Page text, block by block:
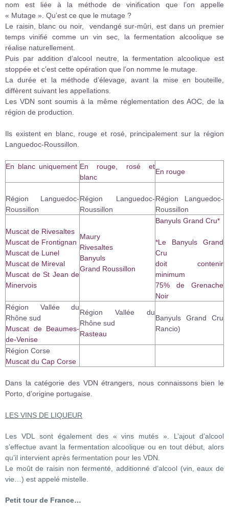
nom est liée à la méthode de vinification que l’on appelle
« Mutage ». Qu’est ce que le mutage ?
Le raisin, blanc ou noir, vendangé sur-mûri, est dans un premier
temps vinifié comme un vin sec, la fermentation alcoolique se
réalise naturellement.
Puis par addition d’alcool neutre, la fermentation alcoolique est
stoppée et c’est cette opération que l’on nomme le mutage.
La durée et la méthode d’élevage, avant la mise en bouteille,
diffèrent suivant les appellations.
Les VDN sont soumis à la même réglementation des AOC, de la
région de production.
Ils existent en blanc, rouge et rosé, principalement sur la région
Languedoc-Roussillon.
En blanc uniquement En rouge, rosé et
blanc
En rouge
Région Languedoc-
Roussillon
Région Languedoc-
Roussillon
Région Languedoc-
Roussillon
Muscat de Rivesaltes
Muscat de Frontignan
Muscat de Lunel
Muscat de Mireval
Muscat de St Jean de
Minervois
Maury
Rivesaltes
Banyuls
Grand Roussillon
Banyuls Grand Cru*
*Le Banyuls Grand
Cru
doit contenir
minimum
75% de Grenache
Noir
Région Vallée du
Rhône sud
Muscat de Beaumes-
de-Venise
Région Vallée du
Rhône sud
Rasteau
Banyuls Grand Cru
Rancio)
Région Corse
Muscat du Cap Corse
Dans la catégorie des VDN étrangers, nous connaissons bien le
Porto, d’origine portugaise.
LES VINS DE LIQUEUR
Les VDL sont également des « vins mutés ». L’ajout d’alcool
s’effectue avant la fermentation alcoolique ou en tout début, alors
qu’il intervient après fermentation pour les VDN.
Le moût de raisin non fermenté, additionné d’alcool (vin, eaux de
vie…) est appelé mistelle.
Petit tour de France…